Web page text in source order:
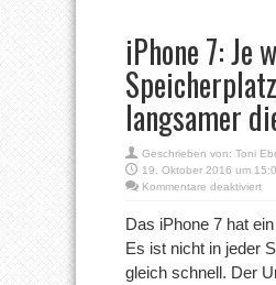
iPhone 7: Je
langsamer
Geschrieben von: Toni
19. Oktober 2016 um
Kommentare deaktiviertfür
7:
Je
Das iPhone 7 hat
Es ist nicht in jeder
gleich schnell. Der